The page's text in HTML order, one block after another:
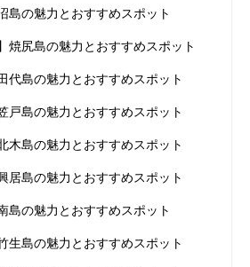
島の魅力とおすすめスポット
焼尻島の魅力とおすすめスポット
代島の魅力とおすすめスポット
戸島の魅力とおすすめスポット
木島の魅力とおすすめスポット
居島の魅力とおすすめスポット
島の魅力とおすすめスポット
生島の魅力とおすすめスポット